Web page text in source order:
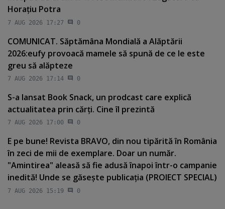
Horaţiu Potra
7 AUG 2026 17:27 0
COMUNICAT. Săptămâna Mondială a Alăptării
2026:eufy provoacă mamele să spună de ce le este
greu să alăpteze
7 AUG 2026 17:14 0
S-a lansat Book Snack, un prodcast care explică
actualitatea prin cărţi. Cine îl prezintă
7 AUG 2026 17:00 0
E pe bune! Revista BRAVO, din nou tipărită în România
în zeci de mii de exemplare. Doar un număr.
"Amintirea" aleasă să fie adusă înapoi într-o campanie
inedită! Unde se găseşte publicaţia (PROIECT SPECIAL)
7 AUG 2026 15:19 0